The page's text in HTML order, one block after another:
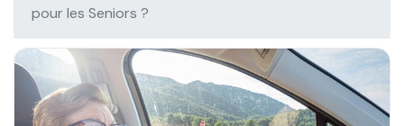
pour les Seniors ?